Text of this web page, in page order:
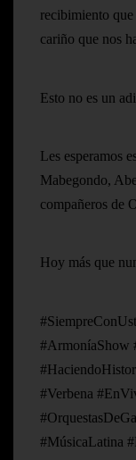
recibimiento
cariño que nos
Esto no es un
Les esperamos
Mabegondo,
compañeros de
Hoy más que
#ArmoníaShow
#Verbena
#MúsicaLatina